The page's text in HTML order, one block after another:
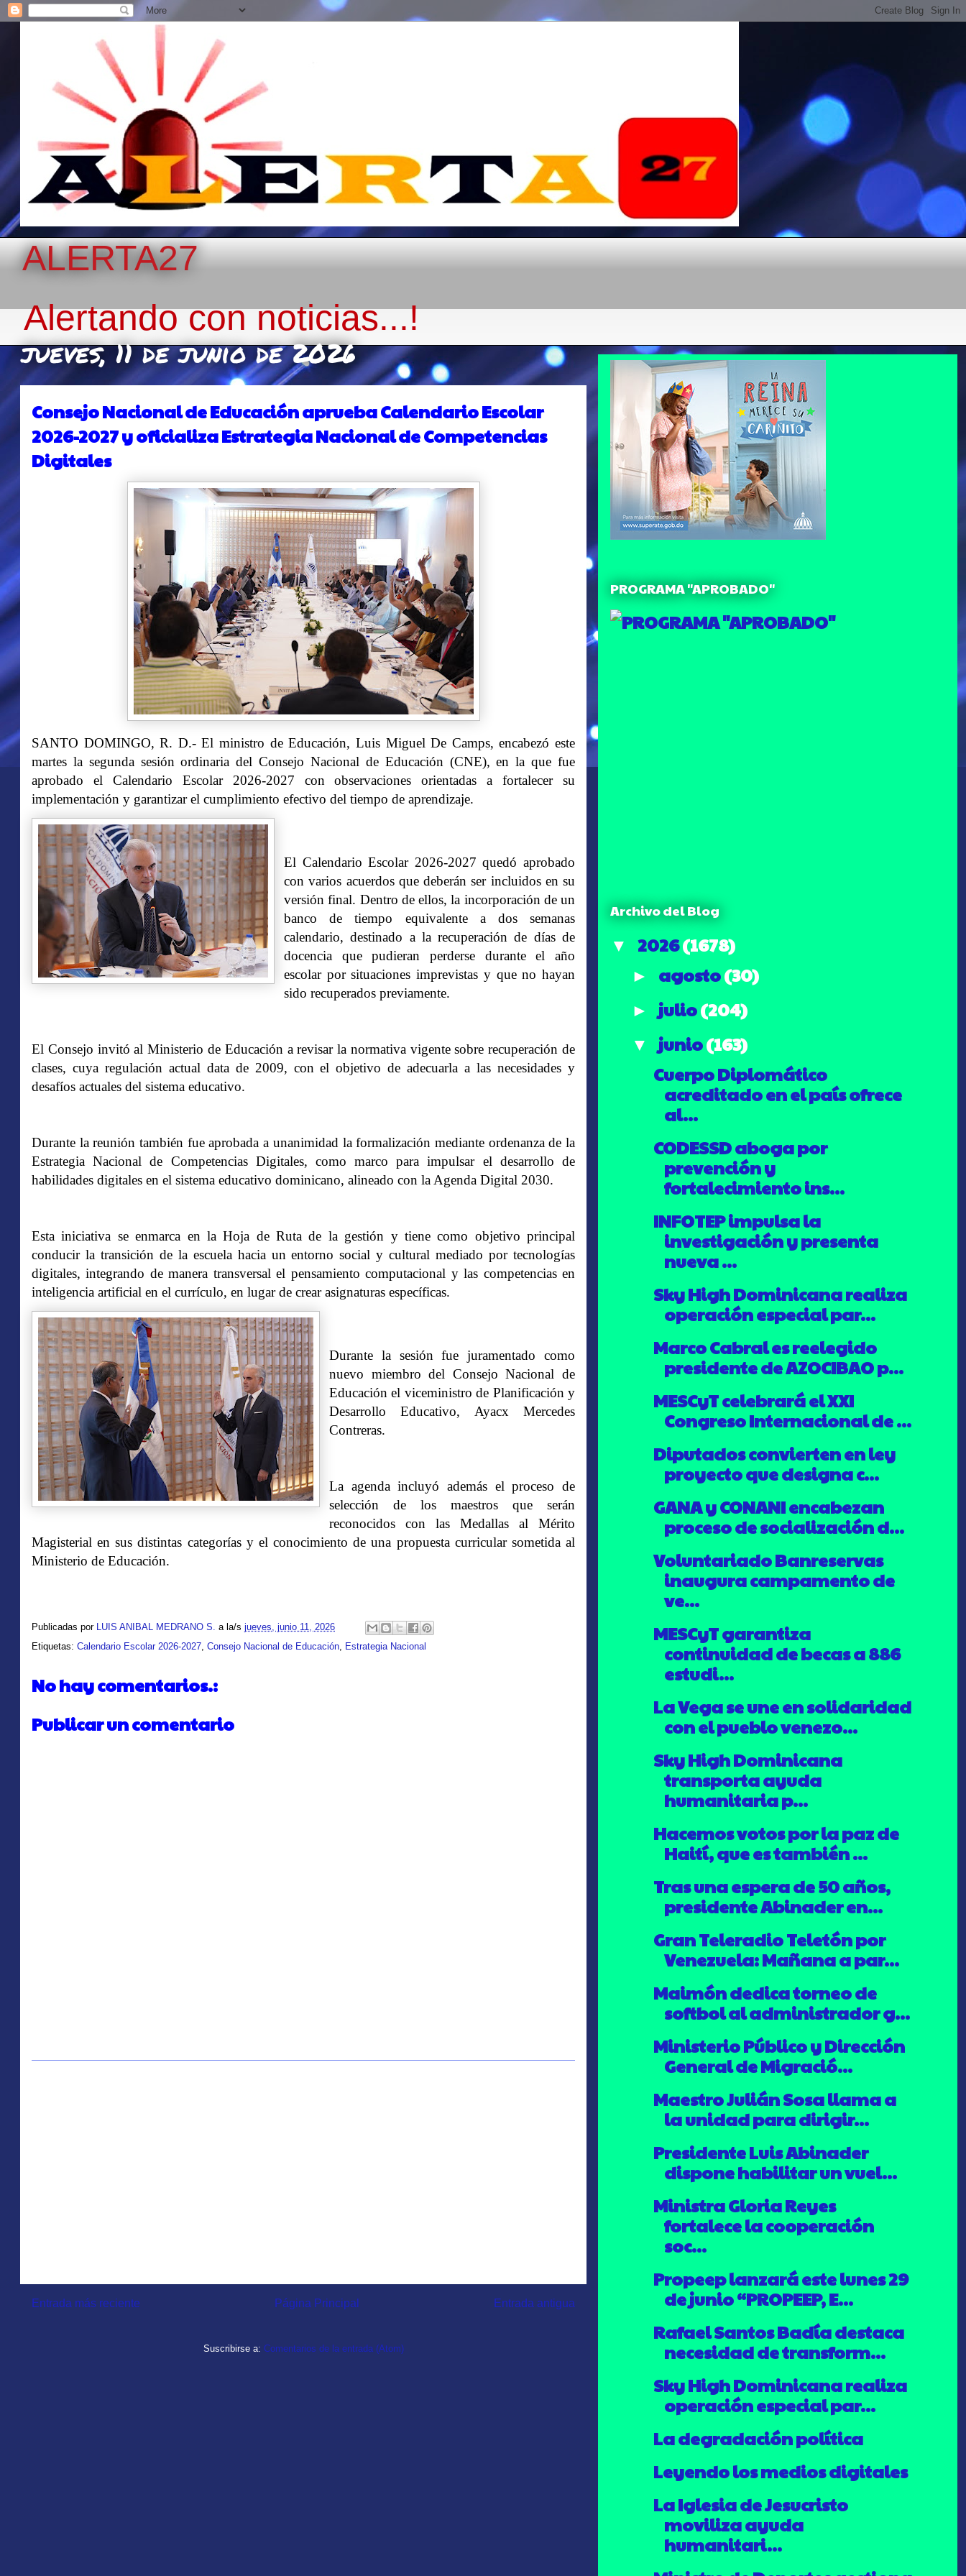
ALERTA27
Alertando con noticias...!
jueves, 11 de junio de 2026
Consejo Nacional de Educación aprueba Calendario Escolar
2026-2027 y oficializa Estrategia Nacional de Competencias
Digitales
SANTO DOMINGO, R. D.- El ministro de Educación, Luis Miguel De Camps, encabezó este
martes la segunda sesión ordinaria del Consejo Nacional de Educación (CNE), en la que fue
aprobado el Calendario Escolar 2026-2027 con observaciones orientadas a fortalecer su
implementación y garantizar el cumplimiento efectivo del tiempo de aprendizaje.
El Calendario Escolar 2026-2027 quedó aprobado
con varios acuerdos que deberán ser incluidos en su
versión final. Dentro de ellos, la incorporación de un
banco de tiempo equivalente a dos semanas
calendario, destinado a la recuperación de días de
docencia que pudieran perderse durante el año
escolar por situaciones imprevistas y que no hayan
sido recuperados previamente.
El Consejo invitó al Ministerio de Educación a revisar la normativa vigente sobre recuperación de
clases, cuya regulación actual data de 2009, con el objetivo de adecuarla a las necesidades y
desafíos actuales del sistema educativo.
Durante la reunión también fue aprobada a unanimidad la formalización mediante ordenanza de la
Estrategia Nacional de Competencias Digitales, como marco para impulsar el desarrollo de
habilidades digitales en el sistema educativo dominicano, alineado con la Agenda Digital 2030.
Esta iniciativa se enmarca en la Hoja de Ruta de la gestión y tiene como objetivo principal
conducir la transición de la escuela hacia un entorno social y cultural mediado por tecnologías
digitales, integrando de manera transversal el pensamiento computacional y las competencias en
inteligencia artificial en el currículo, en lugar de crear asignaturas específicas.
Durante la sesión fue juramentado como
nuevo miembro del Consejo Nacional de
Educación el viceministro de Planificación y
Desarrollo Educativo, Ayacx Mercedes
Contreras.
La agenda incluyó además el proceso de
selección de los maestros que serán
reconocidos con las Medallas al Mérito
Magisterial en sus distintas categorías y el conocimiento de una propuesta curricular sometida al
Ministerio de Educación.
Publicadas por LUIS ANIBAL MEDRANO S. a la/s jueves, junio 11, 2026
Etiquetas: Calendario Escolar 2026-2027, Consejo Nacional de Educación, Estrategia Nacional
No hay comentarios.:
Publicar un comentario
Entrada más reciente Entrada antigua
Página Principal
Suscribirse a: Comentarios de la entrada (Atom)
PROGRAMA "APROBADO"
Archivo del Blog
▼ 2026(1678)
► agosto(30)
► julio(204)
▼ junio(163)
Cuerpo Diplomático
acreditado en el país ofrece
al...
CODESSD aboga por
prevención y
fortalecimiento ins...
INFOTEP impulsa la
investigación y presenta
nueva ...
Sky High Dominicana realiza
operación especial par...
Marco Cabral es reelegido
presidente de AZOCIBAO p...
MESCyT celebrará el XXI
Congreso Internacional de ...
Diputados convierten en ley
proyecto que designa c...
GANA y CONANI encabezan
proceso de socialización d...
Voluntariado Banreservas
inaugura campamento de
ve...
MESCyT garantiza
continuidad de becas a 886
estudi...
La Vega se une en solidaridad
con el pueblo venezo...
Sky High Dominicana
transporta ayuda
humanitaria p...
Hacemos votos por la paz de
Haití, que es también ...
Tras una espera de 50 años,
presidente Abinader en...
Gran Teleradio Teletón por
Venezuela: Mañana a par...
Maimón dedica torneo de
softbol al administrador g...
Ministerio Público y Dirección
General de Migració...
Maestro Julián Sosa llama a
la unidad para dirigir...
Presidente Luis Abinader
dispone habilitar un vuel...
Ministra Gloria Reyes
fortalece la cooperación
soc...
Propeep lanzará este lunes 29
de junio “PROPEEP, E...
Rafael Santos Badía destaca
necesidad de transform...
Sky High Dominicana realiza
operación especial par...
La degradación política
Leyendo los medios digitales
La Iglesia de Jesucristo
moviliza ayuda
humanitari...